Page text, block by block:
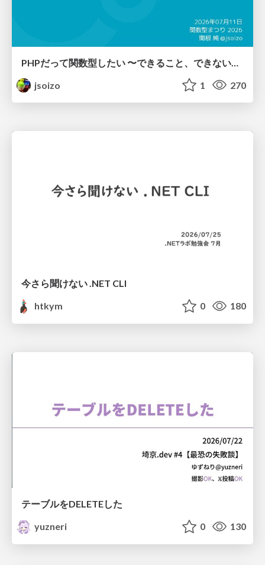
jsoizo
1 270
今さら聞けない .NET CLI
htkym
0 180
テーブルをDELETEした
yuzneri
0 130